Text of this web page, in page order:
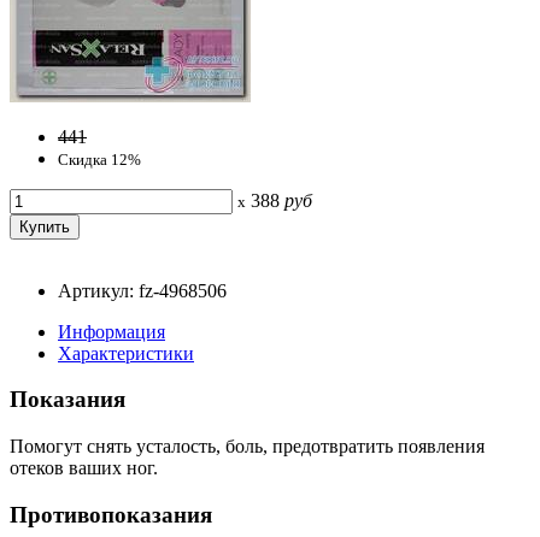
441
Скидка 12%
x 388 руб
Артикул: fz-4968506
Информация
Характеристики
Показания
Помогут снять усталость, боль, предотвратить появления
отеков ваших ног.
Противопоказания